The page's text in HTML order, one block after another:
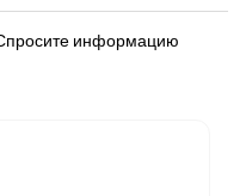
информацию